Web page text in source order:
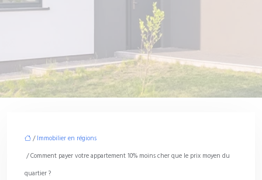
/Immobilier en régions
/ Comment payer votre appartement 10% moins cher que le prix moyen du
quartier ?